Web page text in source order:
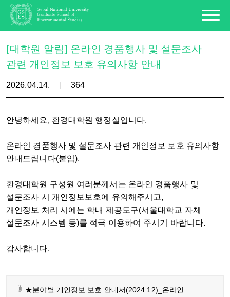
[대학원 알림] 온라인 경품행사 및 설문조사
관련 개인정보 보호 유의사항 안내
2026.04.14. 364
안녕하세요, 환경대학원 행정실입니다.
온라인 경품행사 및 설문조사 관련 개인정보 보호 유의사항
안내드립니다(붙임).
환경대학원 구성원 여러분께서는 온라인 경품행사 및
설문조사 시 개인정보보호에 유의해주시고,
개인정보 처리 시에는 학내 제공도구(서울대학교 자체
설문조사 시스템 등)를 적극 이용하여 주시기 바랍니다.
감사합니다.
★분야별 개인정보 보호 안내서(2024.12)_온라인